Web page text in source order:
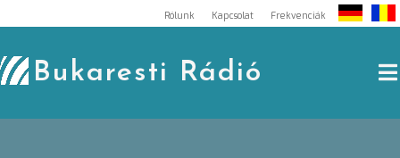
to
content
Rólunk Kapcsolat Frekvenciák
Bukaresti Rádió